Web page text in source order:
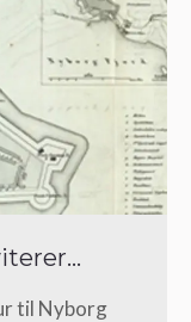
til Nyborg